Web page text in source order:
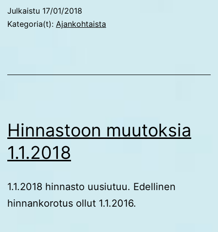
Julkaistu 17/01/2018
Kategoria(t): Ajankohtaista
Hinnastoon muutoksia
1.1.2018
1.1.2018 hinnasto uusiutuu. Edellinen
hinnankorotus ollut 1.1.2016.